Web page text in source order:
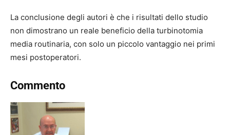
La conclusione degli autori è che i risultati dello studio
non dimostrano un reale beneficio della turbinotomia
media routinaria, con solo un piccolo vantaggio nei primi
mesi postoperatori.
Commento